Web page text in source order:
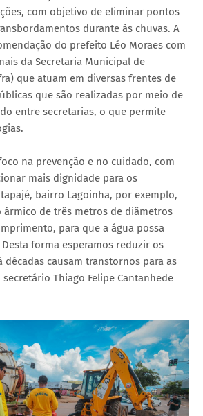
com objetivo de eliminar pontos
durante às chuvas. A
do prefeito Léo Moraes com
da Secretaria Municipal de
que atuam em diversas frentes de
que são realizadas por meio de
entre secretarias, o que permite
na prevenção e no cuidado, com
mais dignidade para os
bairro Lagoinha, por exemplo,
de três metros de diâmetros
para que a água possa
forma esperamos reduzir os
décadas causam transtornos para as
Thiago Felipe Cantanhede